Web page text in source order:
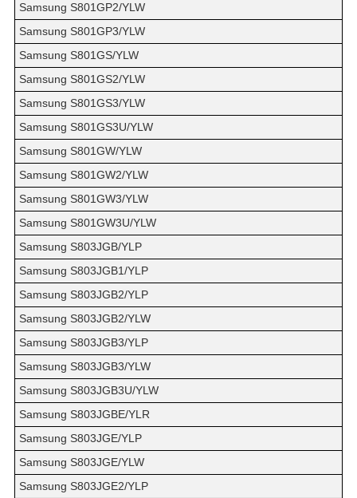
Samsung S801GP2/YLW
Samsung S801GP3/YLW
Samsung S801GS/YLW
Samsung S801GS2/YLW
Samsung S801GS3/YLW
Samsung S801GS3U/YLW
Samsung S801GW/YLW
Samsung S801GW2/YLW
Samsung S801GW3/YLW
Samsung S801GW3U/YLW
Samsung S803JGB/YLP
Samsung S803JGB1/YLP
Samsung S803JGB2/YLP
Samsung S803JGB2/YLW
Samsung S803JGB3/YLP
Samsung S803JGB3/YLW
Samsung S803JGB3U/YLW
Samsung S803JGBE/YLR
Samsung S803JGE/YLP
Samsung S803JGE/YLW
Samsung S803JGE2/YLP